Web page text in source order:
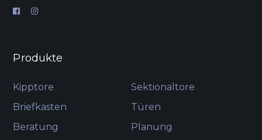
Produkte
Kipptore
Sektionaltore
Briefkasten
Türen
Beratung
Planung